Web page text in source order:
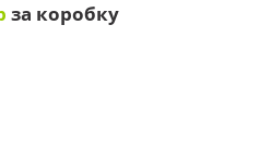
за коробку